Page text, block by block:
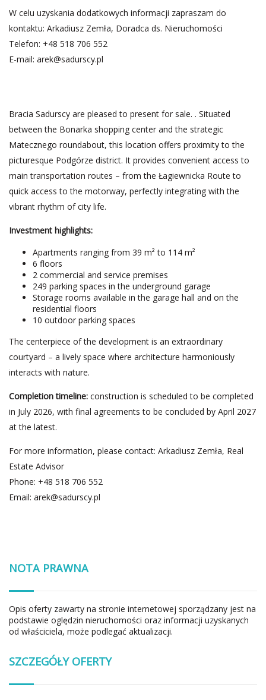
W celu uzyskania dodatkowych informacji zapraszam do
kontaktu: Arkadiusz Zemła, Doradca ds. Nieruchomości
Telefon: +48 518 706 552
E-mail: arek@sadurscy.pl
Bracia Sadurscy are pleased to present for sale. . Situated
between the Bonarka shopping center and the strategic
Matecznego roundabout, this location offers proximity to the
picturesque Podgórze district. It provides convenient access to
main transportation routes – from the Łagiewnicka Route to
quick access to the motorway, perfectly integrating with the
vibrant rhythm of city life.
Investment highlights:
Apartments ranging from 39 m² to 114 m²
6 floors
2 commercial and service premises
249 parking spaces in the underground garage
Storage rooms available in the garage hall and on the
residential floors
10 outdoor parking spaces
The centerpiece of the development is an extraordinary
courtyard – a lively space where architecture harmoniously
interacts with nature.
Completion timeline: construction is scheduled to be completed
in July 2026, with final agreements to be concluded by April 2027
at the latest.
For more information, please contact: Arkadiusz Zemła, Real
Estate Advisor
Phone: +48 518 706 552
Email: arek@sadurscy.pl
NOTA PRAWNA
Opis oferty zawarty na stronie internetowej sporządzany jest na
podstawie oględzin nieruchomości oraz informacji uzyskanych
od właściciela, może podlegać aktualizacji.
SZCZEGÓŁY OFERTY